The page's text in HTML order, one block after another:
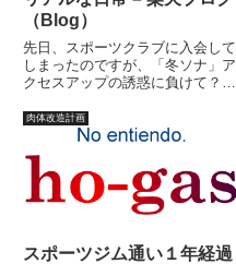
（Blog）
先日、スポーツクラブに入会して
しまったのですが、「冬ソナ」ア
クセスアップの誘惑に負けて？そ
した。とりあえず毎日通っており
ます。今日も雨の中、行って参り
ました。腹が痛いです。（筋肉
痛）最初に、高精度体成分分析装
置...
肉体改造計画
スポーツジム通い１年経過